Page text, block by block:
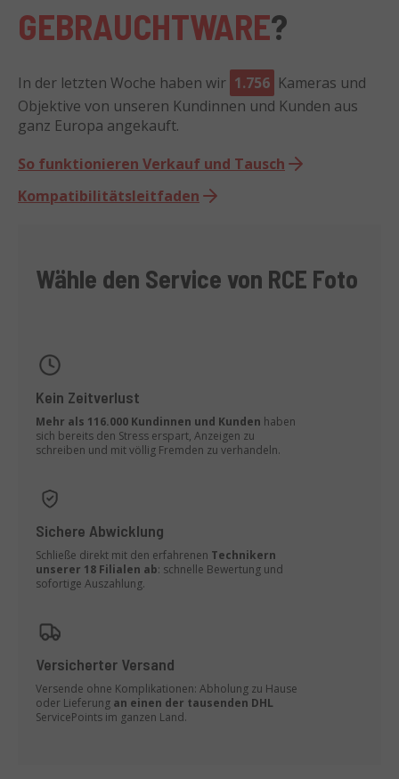
GEBRAUCHTWARE?
In der letzten Woche haben wir 1.756 Kameras und
Objektive von unseren Kundinnen und Kunden aus
ganz Europa angekauft.
So funktionieren Verkauf und Tausch
Kompatibilitätsleitfaden
Wähle den Service von RCE Foto
Kein Zeitverlust
Mehr als 116.000 Kundinnen und Kunden haben
sich bereits den Stress erspart, Anzeigen zu
schreiben und mit völlig Fremden zu verhandeln.
Sichere Abwicklung
Schließe direkt mit den erfahrenen Technikern
unserer 18 Filialen ab: schnelle Bewertung und
sofortige Auszahlung.
Versicherter Versand
Versende ohne Komplikationen: Abholung zu Hause
oder Lieferung an einen der tausenden DHL
ServicePoints im ganzen Land.